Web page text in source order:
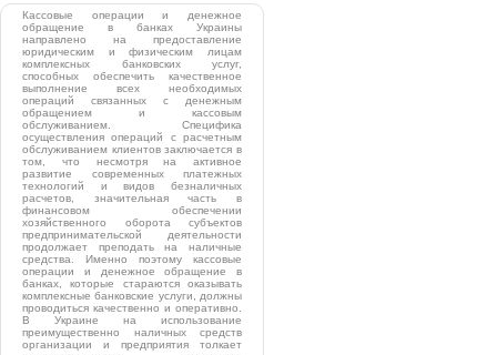
Кассовые операции и денежное
обращение в банках Украины
направлено на предоставление
юридическим и физическим лицам
комплексных банковских услуг,
способных обеспечить качественное
выполнение всех необходимых
операций связанных с денежным
обращением и кассовым
обслуживанием. Специфика
осуществления операций с расчетным
обслуживанием клиентов заключается в
том, что несмотря на активное
развитие современных платежных
технологий и видов безналичных
расчетов, значительная часть в
финансовом обеспечении
хозяйственного оборота субъектов
предпринимательской деятельности
продолжает преподать на наличные
средства. Именно поэтому кассовые
операции и денежное обращение в
банках, которые стараются оказывать
комплексные банковские услуги, должны
проводиться качественно и оперативно.
В Украине на использование
преимущественно наличных средств
организации и предприятия толкает